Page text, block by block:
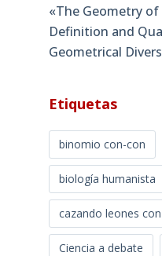
«The Geometry of
Definition and
Geometrical
Etiquetas
binomio con-con
biología humanista
cazando leones
Ciencia a debate